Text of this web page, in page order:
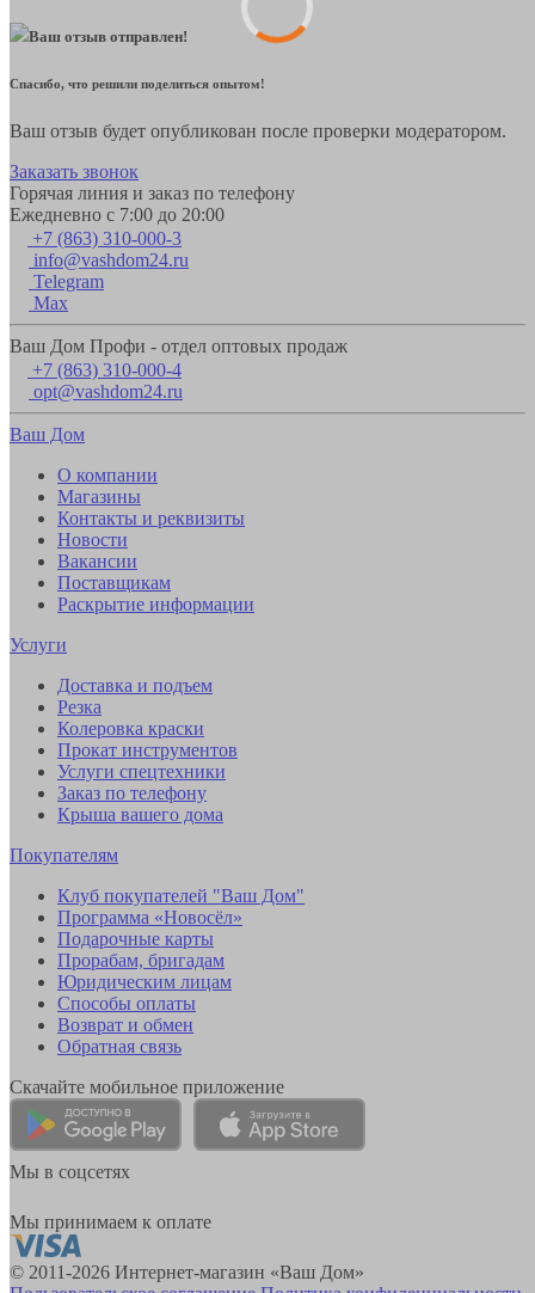
Ваш отзыв отправлен!
Спасибо, что решили поделиться опытом!
Ваш отзыв будет опубликован после проверки модератором.
Заказать звонок
Горячая линия и заказ по телефону
Ежедневно с 7:00 до 20:00
+7 (863) 310-000-3
info@vashdom24.ru
Telegram
Max
Ваш Дом Профи - отдел оптовых продаж
+7 (863) 310-000-4
opt@vashdom24.ru
Ваш Дом
О компании
Магазины
Контакты и реквизиты
Новости
Вакансии
Поставщикам
Раскрытие информации
Услуги
Доставка и подъем
Резка
Колеровка краски
Прокат инструментов
Услуги спецтехники
Заказ по телефону
Крыша вашего дома
Покупателям
Клуб покупателей "Ваш Дом"
Программа «Новосёл»
Подарочные карты
Прорабам, бригадам
Юридическим лицам
Способы оплаты
Возврат и обмен
Обратная связь
Скачайте мобильное приложение
Мы в соцсетях
Мы принимаем к оплате
© 2011-2026 Интернет-магазин «Ваш Дом»